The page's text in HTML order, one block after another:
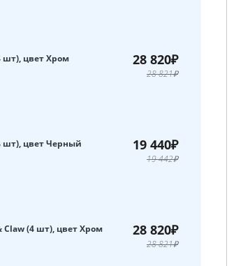
шт), цвет Хром 28 820₽
28 821₽
шт), цвет Черный 19 440₽
19 442₽
(4 шт), цвет Хром 28 820₽
28 821₽